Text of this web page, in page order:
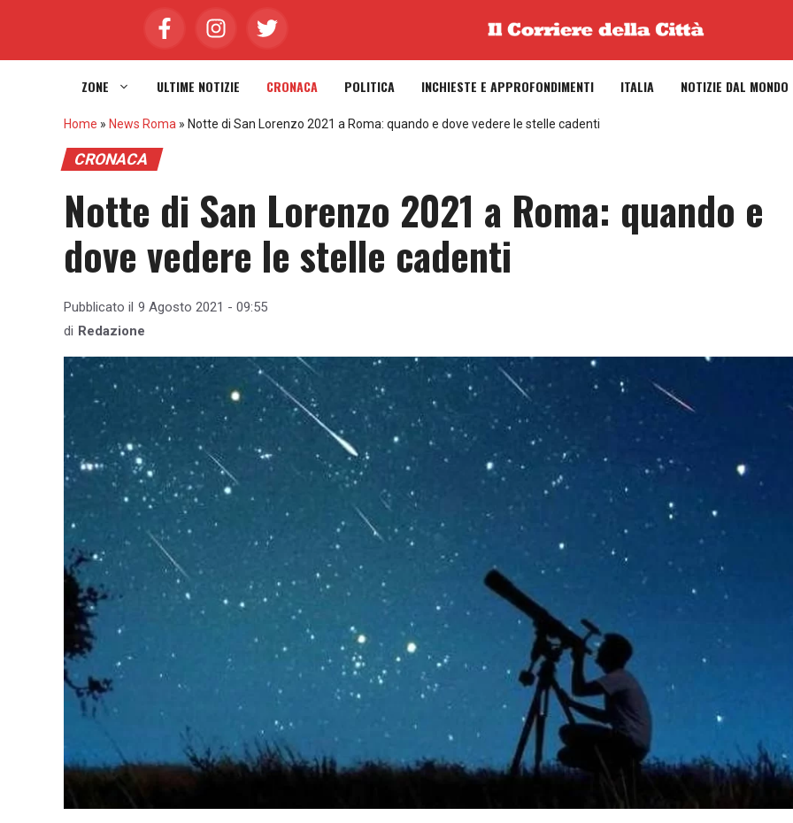
ZONE ULTIME NOTIZIE CRONACA POLITICA INCHIESTE E APPROFONDIMENTI ITALIA NOTIZIE DAL MONDO
Home » News Roma » Notte di San Lorenzo 2021 a Roma: quando e dove vedere le stelle cadenti
CRONACA
Notte di San Lorenzo 2021 a Roma: quando e
dove vedere le stelle cadenti
Pubblicato il 9 Agosto 2021 - 09:55
di Redazione